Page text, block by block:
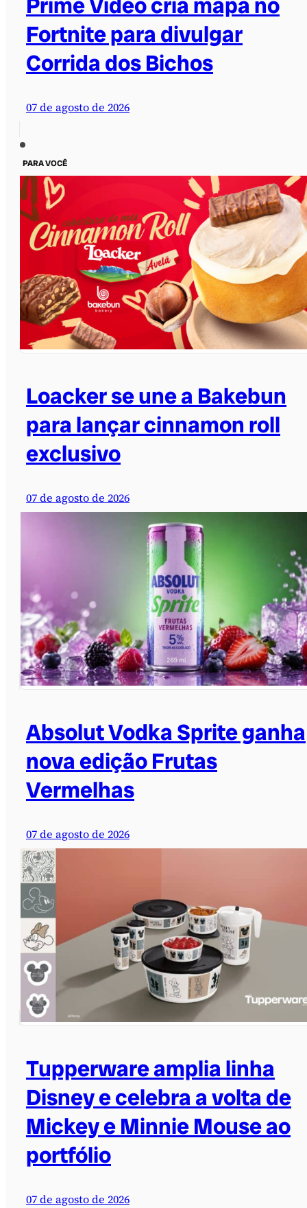
Fortnite para divulgar
Corrida dos Bichos
07 de agosto de 2026
PARA VOCÊ
Loacker se une a Bakebun
para lançar cinnamon roll
exclusivo
07 de agosto de 2026
Absolut Vodka Sprite ganha
nova edição Frutas
Vermelhas
07 de agosto de 2026
Tupperware amplia linha
Disney e celebra a volta de
Mickey e Minnie Mouse ao
portfólio
07 de agosto de 2026